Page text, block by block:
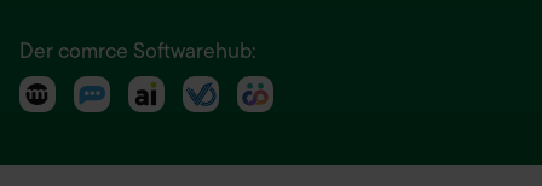
Der comrce Softwarehub: